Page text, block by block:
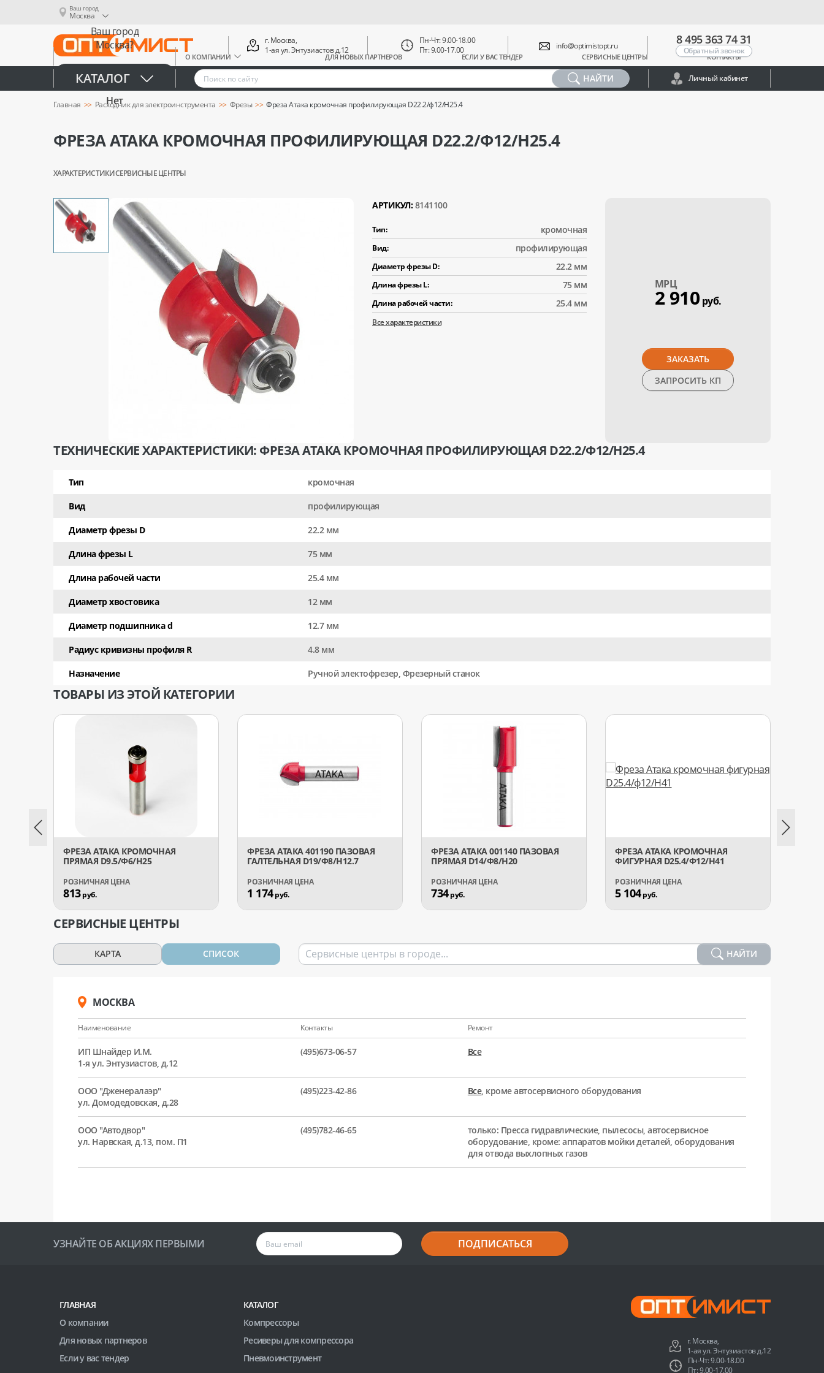
Ваш город
Москва
Ваш город
Москва?
Да
Нет
О КОМПАНИИ ДЛЯ НОВЫХ ПАРТНЕРОВ ЕСЛИ У ВАС ТЕНДЕР СЕРВИСНЫЕ ЦЕНТРЫ КОНТАКТЫ
г. Москва,
1-ая ул. Энтузиастов д.12
Пн-Чт: 9.00-18.00
Пт: 9.00-17.00
info@optimistopt.ru 8 495 363 74 31
Обратный звонок
КАТАЛОГ НАЙТИ Личный кабинет
Главная Расходник для электроинструмента Фрезы Фреза Атака кромочная профилирующая D22.2/ф12/H25.4
ФРЕЗА АТАКА КРОМОЧНАЯ ПРОФИЛИРУЮЩАЯ D22.2/Ф12/H25.4
ХАРАКТЕРИСТИКИСЕРВИСНЫЕ ЦЕНТРЫ
АРТИКУЛ: 8141100
Тип: кромочная
Вид: профилирующая
Диаметр фрезы D: 22.2 мм
Длина фрезы L: 75 мм
Длина рабочей части: 25.4 мм
Все характеристики
МPЦ
2 910 руб.
ЗАКАЗАТЬ
ЗАПРОСИТЬ КП
ТЕХНИЧЕСКИЕ ХАРАКТЕРИСТИКИ: ФРЕЗА АТАКА КРОМОЧНАЯ ПРОФИЛИРУЮЩАЯ D22.2/Ф12/H25.4
Тип кромочная
Вид профилирующая
Диаметр фрезы D 22.2 мм
Длина фрезы L 75 мм
Длина рабочей части 25.4 мм
Диаметр хвостовика 12 мм
Диаметр подшипника d 12.7 мм
Радиус кривизны профиля R 4.8 мм
Назначение Ручной электофрезер, Фрезерный станок
ТОВАРЫ ИЗ ЭТОЙ КАТЕГОРИИ
ФРЕЗА АТАКА КРОМОЧНАЯ
ПРЯМАЯ D9.5/Ф6/H25
813руб.
ФРЕЗА АТАКА 401190 ПАЗОВАЯ
ГАЛТЕЛЬНАЯ D19/Ф8/H12.7
1 174руб.
ФРЕЗА АТАКА 001140 ПАЗОВАЯ
ПРЯМАЯ D14/Ф8/H20
734руб.
ФРЕЗА АТАКА КРОМОЧНАЯ
ФИГУРНАЯ D25.4/Ф12/H41
5 104руб.
СЕРВИСНЫЕ ЦЕНТРЫ
КАРТА СПИСОК НАЙТИ
МОСКВА
Наименование Контакты Ремонт
ИП Шнайдер И.М.
1-я ул. Энтузиастов, д.12
(495)673-06-57 Все
ООО "Дженералаэр"
ул. Домодедовская, д.28
(495)223-42-86 Все, кроме автосервисного оборудования
ООО "Автодвор"
ул. Нарвская, д.13, пом. П1
(495)782-46-65
только: Пресса гидравлические, пылесосы, автосервисное
оборудование, кроме: аппаратов мойки деталей, оборудования
для отвода выхлопных газов
УЗНАЙТЕ ОБ АКЦИЯХ ПЕРВЫМИ ПОДПИСАТЬСЯ
ГЛАВНАЯ
О компании
Для новых партнеров
Если у вас тендер
КАТАЛОГ
Компрессоры
Ресиверы для компрессора
Пневмоинструмент
г. Москва,
1-ая ул. Энтузиастов д.12
Пн-Чт: 9.00-18.00
Пт: 9.00-17.00